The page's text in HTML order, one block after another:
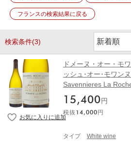
フランスの検索結果に戻る
検索条件(3)
ドメーヌ・オー・モ
ッシュ･オー･モワン
Savennieres La
15,400 円
税抜 14,000 円
タイプ
White wine